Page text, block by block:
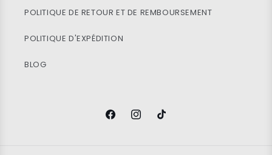
POLITIQUE DE RETOUR ET DE REMBOURSEMENT
POLITIQUE D'EXPÉDITION
BLOG
FacebookInstagramTikTok